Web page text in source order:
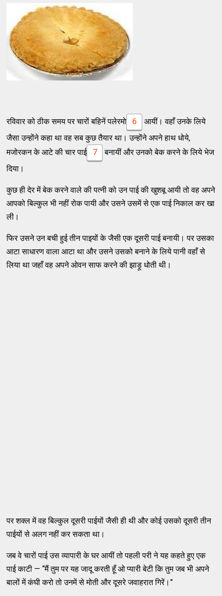
रविवार को ठीक समय पर चारों बहिनें पलेरमो 6
आयीं। वहाँ उनके लिये
जैसा उन्होंने कहा था वह सब कुछ तैयार था। उन्होंने अपने हाथ धोये,
मजोरकन के आटे की चार पाई
7
बनायीं और उनको बेक करने के लिये भेज
दिया।
कुछ ही देर में बेक करने वाले की पत्नी को उन पाई की खुशबू आयी तो वह अपने
आपको बिल्कुल भी नहीं रोक पायी और उसने उसमें से एक पाई निकाल कर खा
ली।
फिर उसने उन बची हुई तीन पाइयों के जैसी एक दूसरी पाई बनायी। पर उसका
आटा साधारण वाला आटा था और उसने उसको बनाने के लिये पानी वहाँ से
लिया था जहाँ वह अपने ओवन साफ करने की झाड़ू धोती थी।
पर शक्ल में वह बिल्कुल दूसरी पाईयों जैसी ही थी और कोई उसको दूसरी तीन
पाईयों से अलग नहीं कर सकता था।
जब वे चारों पाई उस व्यापारी के घर आयीं तो पहली परी ने यह कहते हुए एक
पाई काटी — “मैं तुम पर यह जादू करती हूँ ओ प्यारी बेटी कि तुम जब भी अपने
बालों में कंघी करो तो उनमें से मोती और दूसरे जवाहरात गिरें।”